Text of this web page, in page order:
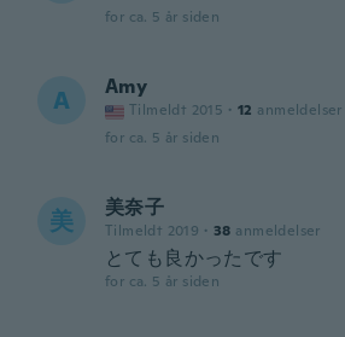
for ca. 5 år siden
A Amy
Tilmeldt 2015 · 12 anmeldelser
for ca. 5 år siden
美 美奈子
Tilmeldt 2019 · 38 anmeldelser
とても良かったです
for ca. 5 år siden